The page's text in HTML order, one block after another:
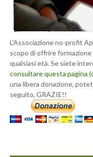
L'Associazione no-profit
scopo di offrire
qualsiasi età. Se siete
consultare questa pagina
una libera donazione,
seguito, GRAZIE!!